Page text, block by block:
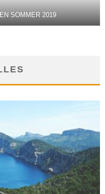
SOMMER 2019